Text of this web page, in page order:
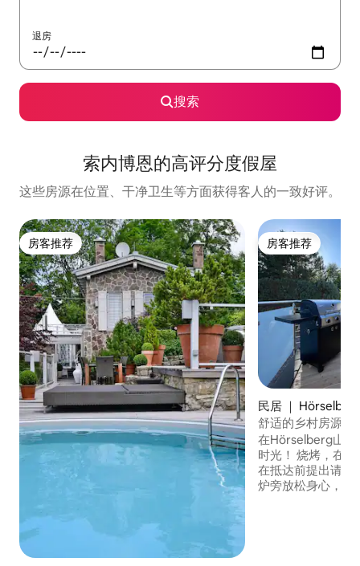
退房
搜索
索内博恩的高评分度假屋
这些房源在位置、干净卫生等方面获得客人的一致好评。
房客推荐
房客推荐 房客推荐
房客推荐
民居 ｜
舒适的乡村房源，
宠物
在Hörselberg山脚
时光！ 烧烤，在
在抵达前提出请求
炉旁放松身心，并